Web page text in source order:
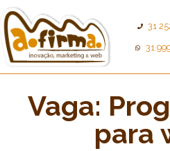
31
31
Vaga:
para